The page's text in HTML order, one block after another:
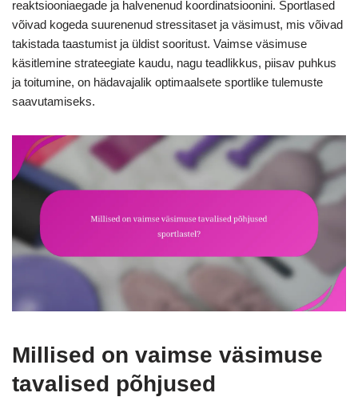
reaktsiooniaegade ja halvenenud koordinatsioonini. Sportlased
võivad kogeda suurenenud stressitaset ja väsimust, mis võivad
takistada taastumist ja üldist sooritust. Vaimse väsimuse
käsitlemine strateegiate kaudu, nagu teadlikkus, piisav puhkus
ja toitumine, on hädavajalik optimaalsete sportlike tulemuste
saavutamiseks.
Millised on vaimse väsimuse
tavalised põhjused